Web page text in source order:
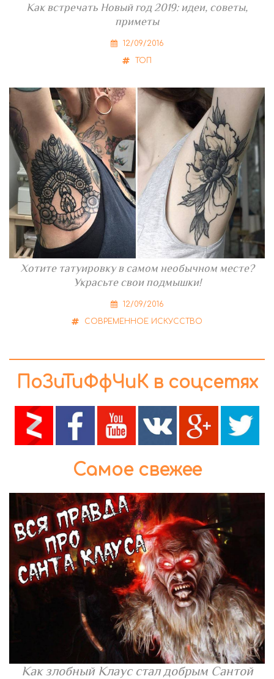
Как встречать Новый год 2019: идеи, советы,
приметы
12/09/2016
ТОП
Хотите татуировку в самом необычном месте?
Украсьте свои подмышки!
12/09/2016
СОВРЕМЕННОЕ ИСКУССТВО
ПоЗиТиФфЧиК в соцсетях
Самое свежее
Как злобный Клаус стал добрым Сантой